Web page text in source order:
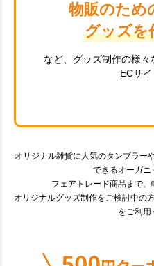
物販のため
グッズを
など、グッズ制作の様
ECサイ
オリジナル雑貨に人気のタンブラー
できるオーガニ
フェアトレード商品まで、
オリジナルグッズ制作をご検討中の
をご利用